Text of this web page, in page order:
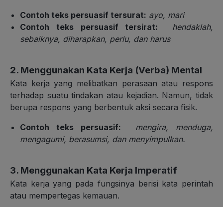
Contoh teks persuasif tersurat: ayo, mari
Contoh teks persuasif tersirat:
hendaklah,
sebaiknya, diharapkan, perlu, dan harus
2. Menggunakan Kata Kerja (Verba) Mental
Kata kerja yang melibatkan perasaan atau respons
terhadap suatu tindakan atau kejadian. Namun, tidak
berupa respons yang berbentuk aksi secara fisik.
Contoh teks persuasif:
mengira, menduga,
mengagumi, berasumsi, dan menyimpulkan.
3. Menggunakan Kata Kerja Imperatif
Kata kerja yang pada fungsinya berisi kata perintah
atau mempertegas kemauan.